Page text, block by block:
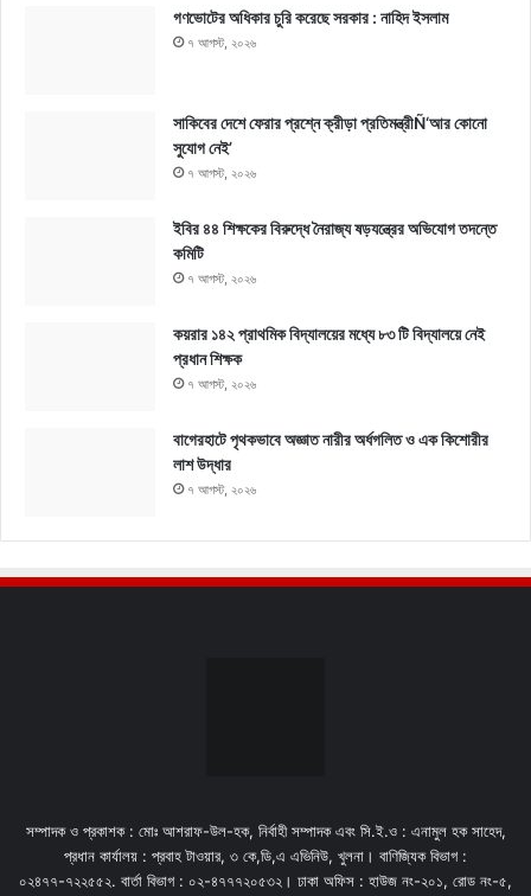
গণভোটের অধিকার চুরি করেছে সরকার : নাহিদ ইসলাম
৭ আগস্ট, ২০২৬
সাকিবের দেশে ফেরার প্রশ্নে ক্রীড়া প্রতিমন্ত্রীÑ‘আর কোনো
সুযোগ নেই’
৭ আগস্ট, ২০২৬
ইবির ৪৪ শিক্ষকের বিরুদ্ধে নৈরাজ্য ষড়যন্ত্রের অভিযোগ তদন্তে
কমিটি
৭ আগস্ট, ২০২৬
কয়রার ১৪২ প্রাথমিক বিদ্যালয়ের মধ্যে ৮৩ টি বিদ্যালয়ে নেই
প্রধান শিক্ষক
৭ আগস্ট, ২০২৬
বাগেরহাটে পৃথকভাবে অজ্ঞাত নারীর অর্ধগলিত ও এক কিশোরীর
লাশ উদ্ধার
৭ আগস্ট, ২০২৬
সম্পাদক ও প্রকাশক : মোঃ আশরাফ-উল-হক, নির্বাহী সম্পাদক এবং সি.ই.ও : এনামুল হক সাহেদ,
প্রধান কার্যালয় : প্রবাহ টাওয়ার, ৩ কে,ডি,এ এভিনিউ, খুলনা। বাণিজ্যিক বিভাগ :
০২৪৭৭-৭২২৫৫২. বার্তা বিভাগ : ০২-৪৭৭৭২০৫৩২। ঢাকা অফিস : হাউজ নং-২০১, রোড নং-৫,